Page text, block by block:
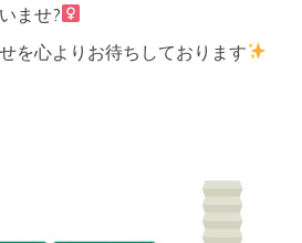
ませ?‍
を心よりお待ちしております